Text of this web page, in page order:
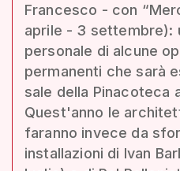
Francesco - con
aprile - 3 settembre):
personale di alcune
permanenti che sarà
sale della Pinacoteca
Quest'anno le
faranno invece da
installazioni di Ivan